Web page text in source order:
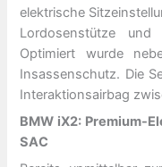
elektrische
Lordosenstütze und
Optimiert wurde
Insassenschutz. Die
Interaktionsairbag
BMW iX2: Premium-
SAC